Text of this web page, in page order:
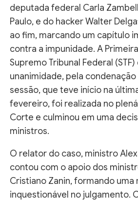
deputada federal Carla
Paulo, e do hacker Walter
ao fim, marcando um capítulo
contra a impunidade. A
Supremo Tribunal Federal
unanimidade, pela
sessão, que teve início na
fevereiro, foi realizada no
Corte e culminou em uma
ministros.
O relator do caso, ministro
contou com o apoio dos
Cristiano Zanin, formando uma
inquestionável no julgamento.